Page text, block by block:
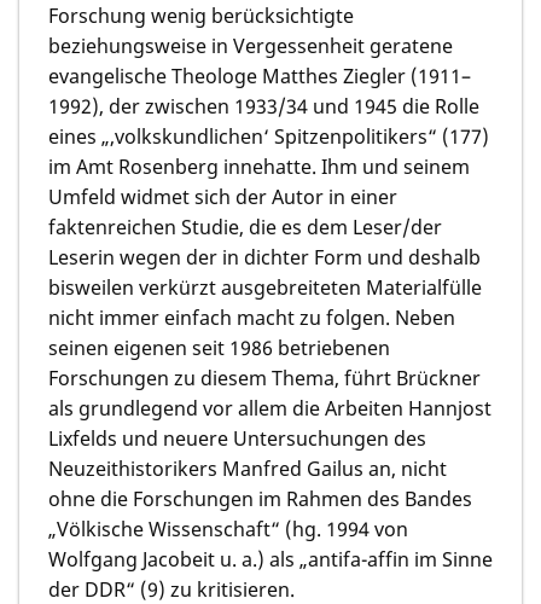
Forschung wenig berücksichtigte
beziehungsweise in Vergessenheit geratene
evangelische Theologe Matthes Ziegler (1911–
1992), der zwischen 1933/34 und 1945 die Rolle
eines „,volkskundlichen‘ Spitzenpolitikers“ (177)
im Amt Rosenberg innehatte. Ihm und seinem
Umfeld widmet sich der Autor in einer
faktenreichen Studie, die es dem Leser/der
Leserin wegen der in dichter Form und deshalb
bisweilen verkürzt ausgebreiteten Materialfülle
nicht immer einfach macht zu folgen. Neben
seinen eigenen seit 1986 betriebenen
Forschungen zu diesem Thema, führt Brückner
als grundlegend vor allem die Arbeiten Hannjost
Lixfelds und neuere Untersuchungen des
Neuzeithistorikers Manfred Gailus an, nicht
ohne die Forschungen im Rahmen des Bandes
„Völkische Wissenschaft“ (hg. 1994 von
Wolfgang Jacobeit u. a.) als „antifa-affin im Sinne
der DDR“ (9) zu kritisieren.